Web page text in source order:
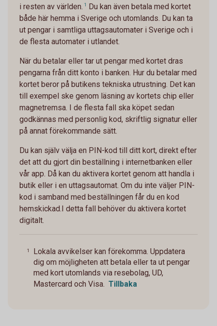
i resten av världen.
1
Du kan även betala med kortet
både här hemma i Sverige och utomlands. Du kan ta
ut pengar i samtliga uttagsautomater i Sverige och i
de flesta automater i utlandet.
När du betalar eller tar ut pengar med kortet dras
pengarna från ditt konto i banken. Hur du betalar med
kortet beror på butikens tekniska utrustning. Det kan
till exempel ske genom läsning av kortets chip eller
magnetremsa. I de flesta fall ska köpet sedan
godkännas med personlig kod, skriftlig signatur eller
på annat förekommande sätt.
Du kan själv välja en PIN-kod till ditt kort, direkt efter
det att du gjort din beställning i internetbanken eller
vår app. Då kan du aktivera kortet genom att handla i
butik eller i en uttagsautomat. Om du inte väljer PIN-
kod i samband med beställningen får du en kod
hemskickad.I detta fall behöver du aktivera kortet
digitalt.
1
Lokala avvikelser kan förekomma. Uppdatera
dig om möjligheten att betala eller ta ut pengar
med kort utomlands via resebolag, UD,
Mastercard och Visa. Tillbaka